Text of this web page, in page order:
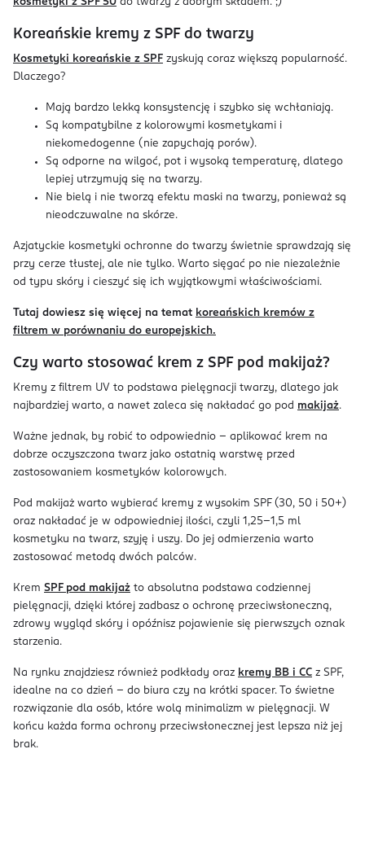
Koreańskie kremy z SPF do twarzy
Kosmetyki koreańskie z SPF zyskują coraz większą popularność.
Dlaczego?
Mają bardzo lekką konsystencję i szybko się wchłaniają.
Są kompatybilne z kolorowymi kosmetykami i
niekomedogenne (nie zapychają porów).
Są odporne na wilgoć, pot i wysoką temperaturę, dlatego
lepiej utrzymują się na twarzy.
Nie bielą i nie tworzą efektu maski na twarzy, ponieważ są
nieodczuwalne na skórze.
Azjatyckie kosmetyki ochronne do twarzy świetnie sprawdzają się
przy cerze tłustej, ale nie tylko. Warto sięgać po nie niezależnie
od typu skóry i cieszyć się ich wyjątkowymi właściwościami.
Tutaj dowiesz się więcej na temat koreańskich kremów z
filtrem w porównaniu do europejskich.
Czy warto stosować krem z SPF pod makijaż?
Kremy z filtrem UV to podstawa pielęgnacji twarzy, dlatego jak
najbardziej warto, a nawet zaleca się nakładać go pod makijaż.
Ważne jednak, by robić to odpowiednio – aplikować krem na
dobrze oczyszczona twarz jako ostatnią warstwę przed
zastosowaniem kosmetyków kolorowych.
Pod makijaż warto wybierać kremy z wysokim SPF (30, 50 i 50+)
oraz nakładać je w odpowiedniej ilości, czyli 1,25-1,5 ml
kosmetyku na twarz, szyję i uszy. Do jej odmierzenia warto
zastosować metodą dwóch palców.
Krem SPF pod makijaż to absolutna podstawa codziennej
pielęgnacji, dzięki której zadbasz o ochronę przeciwsłoneczną,
zdrowy wygląd skóry i opóźnisz pojawienie się pierwszych oznak
starzenia.
Na rynku znajdziesz również podkłady oraz kremy BB i CC z SPF,
idealne na co dzień – do biura czy na krótki spacer. To świetne
rozwiązanie dla osób, które wolą minimalizm w pielęgnacji. W
końcu każda forma ochrony przeciwsłonecznej jest lepsza niż jej
brak.